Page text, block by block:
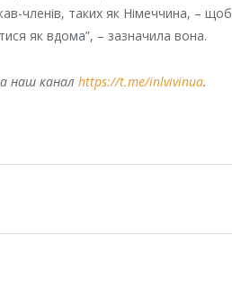
членів, таких як Німеччина, – щоб
як вдома”, – зазначила вона.
наш каналhttps://t.me/inlvivinua.